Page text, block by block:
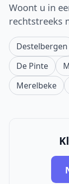
Woont u in
rechtstreeks
Destelbergen
De Pinte
Merelbeke